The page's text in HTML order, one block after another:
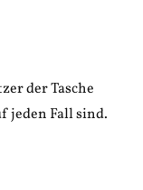
der Tasche
jeden Fall sind.